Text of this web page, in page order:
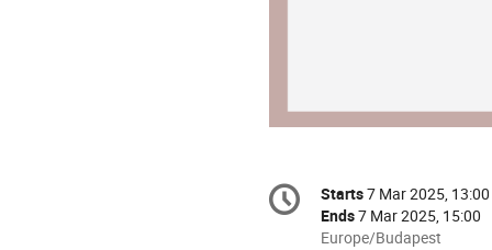
Conference
information
Date/Time
Starts7 Mar 2025, 13:00
Ends7 Mar 2025, 15:00
All
Europe/Budapest